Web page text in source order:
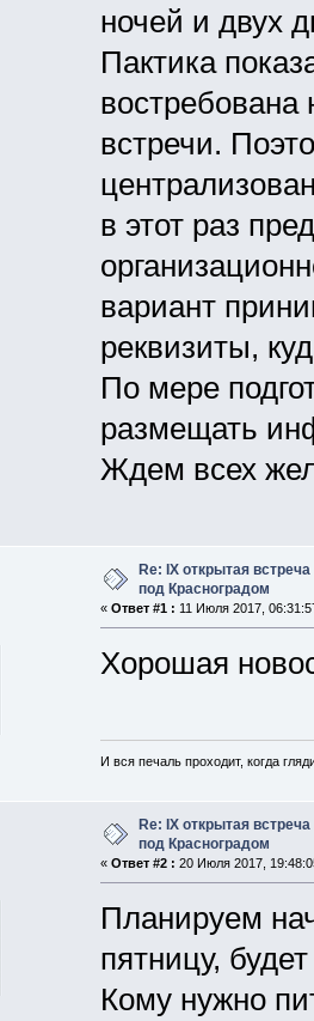
ночей и двух
Пактика
востребована
встречи.
в этот раз
вариант
реквизиты,
По мере
размещать
Ждем всех
Re: IX открытая
под Красноградом
« Ответ #1 : 11 Июля 2017,
Хорошая
И вся печаль проходит, когда
Re: IX открытая
под Красноградом
« Ответ #2 : 20 Июля 2017,
Планируем
пятницу,
Кому нужно